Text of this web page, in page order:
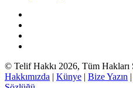
© Telif Hakkı 2026, Tüm Hakları
Hakkımızda | Künye | Bize Yazın |